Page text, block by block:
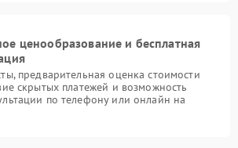
ценообразование и бесплатная
предварительная оценка стоимости
скрытых платежей и возможность
по телефону или онлайн на